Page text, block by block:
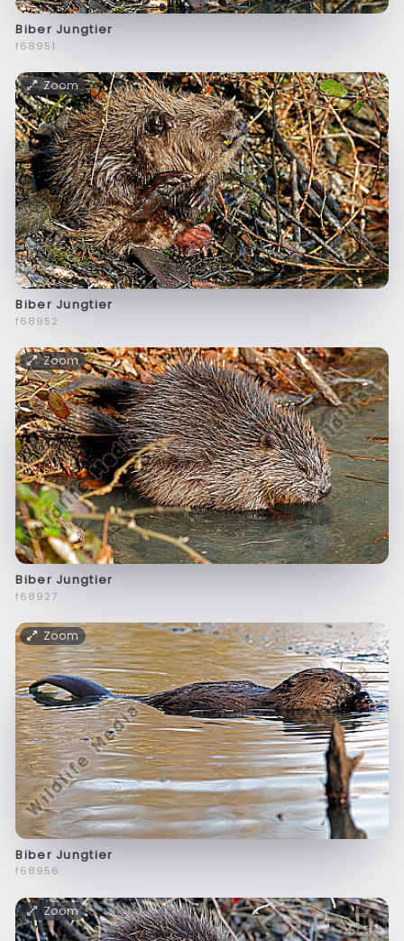
Biber Jungtier
f68951
Zoom
Biber Jungtier
f68952
Zoom
Biber Jungtier
f68927
Zoom
Biber Jungtier
f68956
Zoom